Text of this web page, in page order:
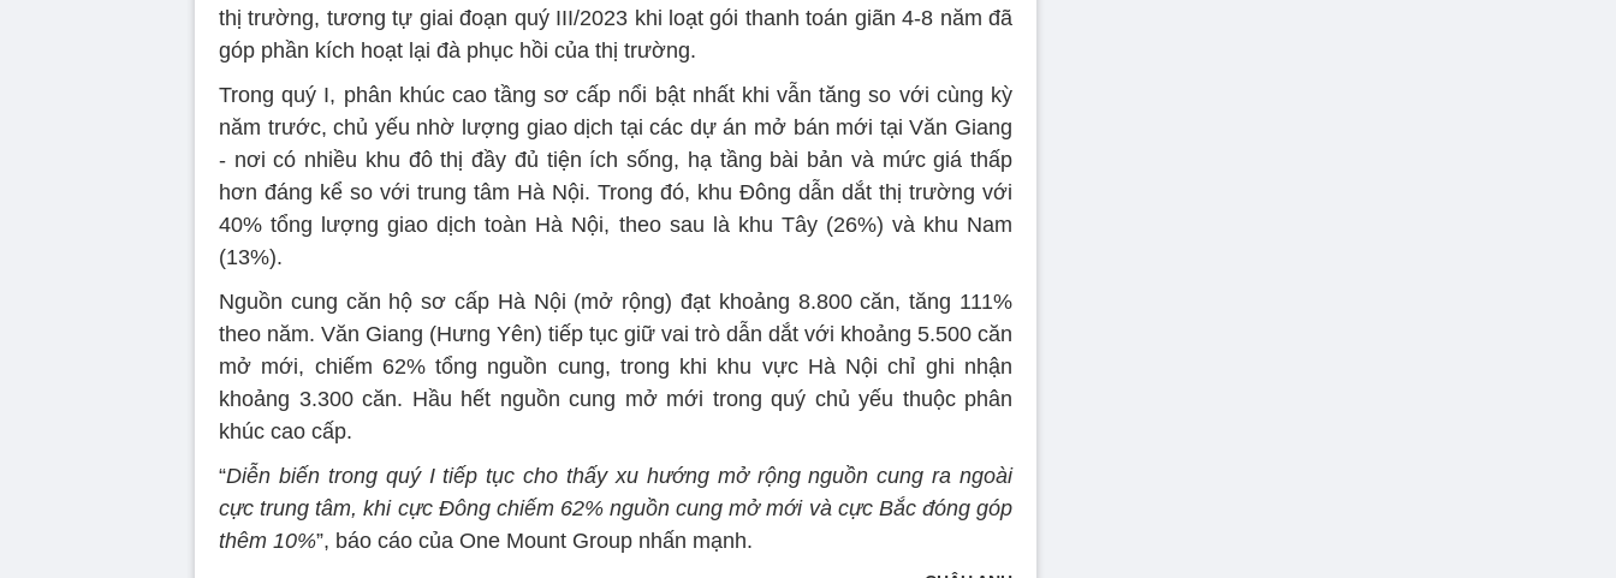
thị trường, tương tự giai đoạn quý III/2023 khi loạt gói thanh toán giãn 4-8 năm đã
góp phần kích hoạt lại đà phục hồi của thị trường.
Trong quý I, phân khúc cao tầng sơ cấp nổi bật nhất khi vẫn tăng so với cùng kỳ
năm trước, chủ yếu nhờ lượng giao dịch tại các dự án mở bán mới tại Văn Giang
- nơi có nhiều khu đô thị đầy đủ tiện ích sống, hạ tầng bài bản và mức giá thấp
hơn đáng kể so với trung tâm Hà Nội. Trong đó, khu Đông dẫn dắt thị trường với
40% tổng lượng giao dịch toàn Hà Nội, theo sau là khu Tây (26%) và khu Nam
(13%).
Nguồn cung căn hộ sơ cấp Hà Nội (mở rộng) đạt khoảng 8.800 căn, tăng 111%
theo năm. Văn Giang (Hưng Yên) tiếp tục giữ vai trò dẫn dắt với khoảng 5.500 căn
mở mới, chiếm 62% tổng nguồn cung, trong khi khu vực Hà Nội chỉ ghi nhận
khoảng 3.300 căn. Hầu hết nguồn cung mở mới trong quý chủ yếu thuộc phân
khúc cao cấp.
“Diễn biến trong quý I tiếp tục cho thấy xu hướng mở rộng nguồn cung ra ngoài
cực trung tâm, khi cực Đông chiếm 62% nguồn cung mở mới và cực Bắc đóng góp
thêm 10%”, báo cáo của One Mount Group nhấn mạnh.